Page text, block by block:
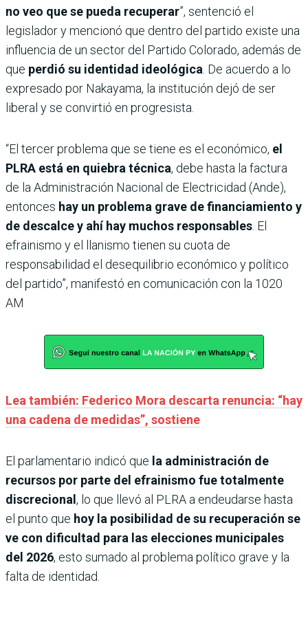
no veo que se pueda recuperar”, sentenció el
legislador y mencionó que dentro del partido existe una
influencia de un sector del Partido Colorado, además de
que perdió su identidad ideológica . De acuerdo a lo
expresado por Nakayama, la institución dejó de ser
liberal y se convirtió en progresista.
“El tercer problema que se tiene es el económico, el
PLRA está en quiebra técnica, debe hasta la factura
de la Administración Nacional de Electricidad (Ande),
entonces hay un problema grave de financiamiento y
de descalce y ahí hay muchos responsables . El
efrainismo y el llanismo tienen su cuota de
responsabilidad el desequilibrio económico y político
del partido”, manifestó en comunicación con la 1020
AM
Lea también: Federico Mora descarta renuncia: “hay
una cadena de medidas”, sostiene
El parlamentario indicó que la administración de
recursos por parte del efrainismo fue totalmente
discrecional, lo que llevó al PLRA a endeudarse hasta
el punto que hoy la posibilidad de su recuperación se
ve con dificultad para las elecciones municipales
del 2026, esto sumado al problema político grave y la
falta de identidad.